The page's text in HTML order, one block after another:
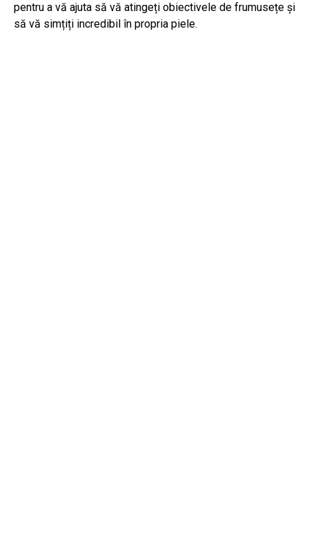
pentru a vă ajuta să vă atingeți obiectivele de frumusețe și
să vă simțiți incredibil în propria piele.